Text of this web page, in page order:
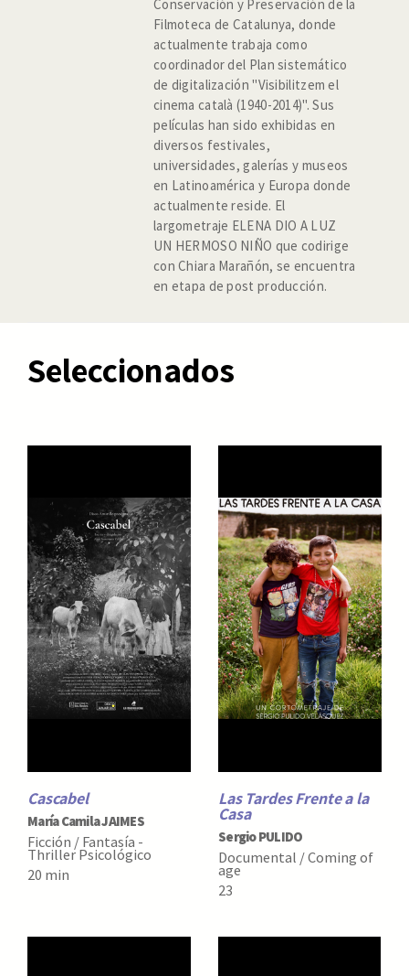
Conservación y Preservación de la
Filmoteca de Catalunya, donde
actualmente trabaja como
coordinador del Plan sistemático
de digitalización "Visibilitzem el
cinema català (1940-2014)". Sus
películas han sido exhibidas en
diversos festivales,
universidades, galerías y museos
en Latinoamérica y Europa donde
actualmente reside. El
largometraje ELENA DIO A LUZ
UN HERMOSO NIÑO que codirige
con Chiara Marañón, se encuentra
en etapa de post producción.
Seleccionados
Cascabel
María Camila JAIMES
Ficción / Fantasía -
Thriller Psicológico
20 min
Las Tardes Frente a la
Casa
Sergio PULIDO
Documental / Coming of
age
23